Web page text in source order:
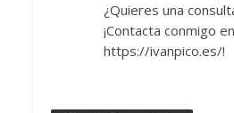
¿Quieres una
¡Contacta conmigo en
https://ivanpico.es/!